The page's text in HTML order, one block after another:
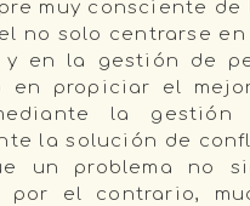
muy consciente
no solo centrarse
y en la gestión de
en propiciar el
la gestión
la solución de
un problema no
por el contrario,